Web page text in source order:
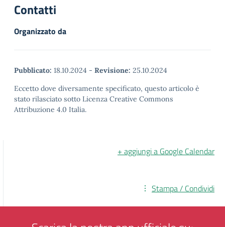
Contatti
Organizzato da
Pubblicato: 18.10.2024 - Revisione: 25.10.2024
Eccetto dove diversamente specificato, questo articolo è
stato rilasciato sotto Licenza Creative Commons
Attribuzione 4.0 Italia.
+ aggiungi a Google Calendar
Stampa / Condividi